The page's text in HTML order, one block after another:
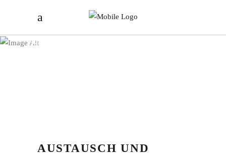
HERZ-BLUMEN DEBORAH JÄGER
AUSTAUSCH UND